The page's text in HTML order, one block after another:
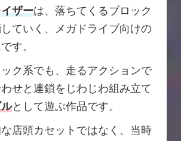
ザーは、落ちてくるブロック
ていく、メガドライブ向けの
す。
ク系でも、走るアクションで
せと連鎖をじわじわ組み立て
として遊ぶ作品です。
店頭カセットではなく、当時